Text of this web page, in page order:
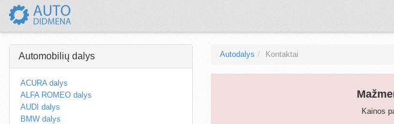
Automobilių dalys
ACURA dalys
ALFA ROMEO dalys
AUDI dalys
BMW dalys
Autodalys Kontaktai
Kainos